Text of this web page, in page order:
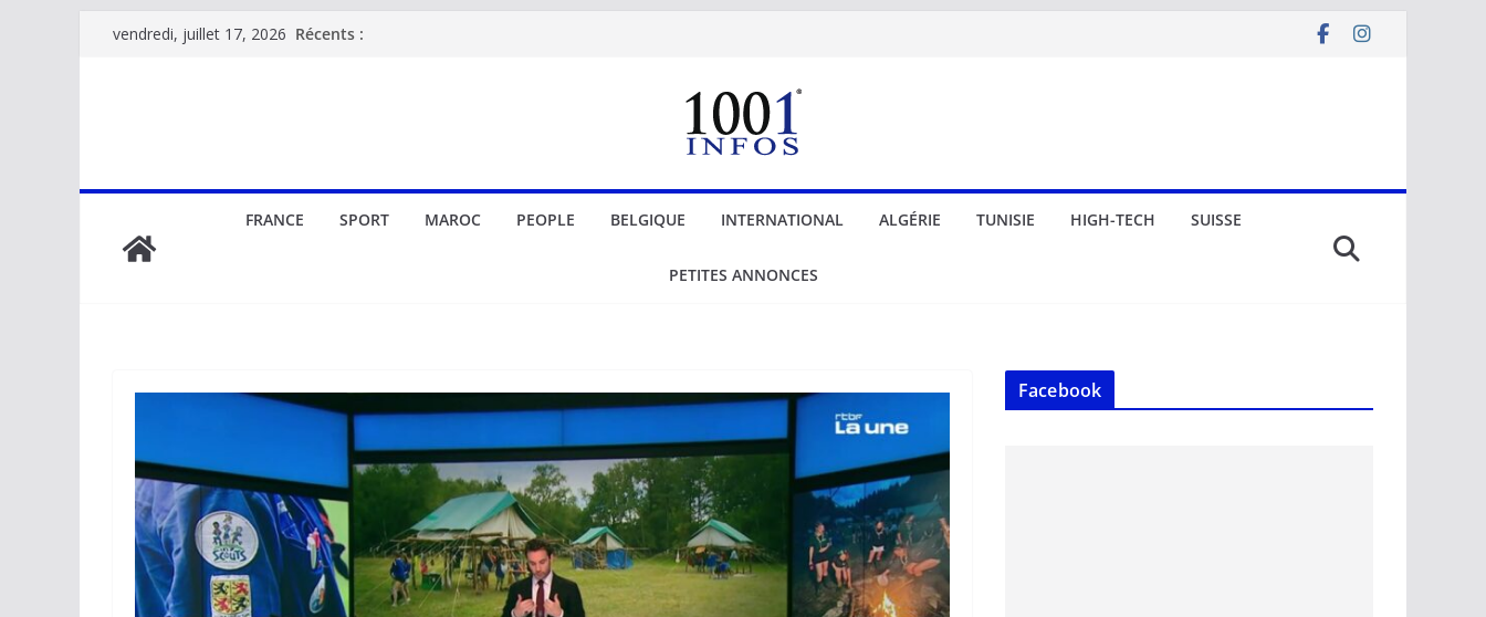
Passervendredi, juillet 17, 2026 Récents :
FRANCE SPORT MAROC PEOPLE BELGIQUE INTERNATIONAL ALGÉRIE TUNISIE HIGH-TECH SUISSE
PETITES ANNONCES
Facebook